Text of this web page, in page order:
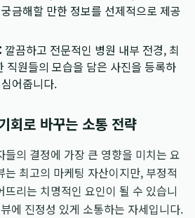
금해할 만한 정보를 선제적으로 제공
깔끔하고 전문적인 병원 내부 전경, 최
직원들의 모습을 담은 사진을 등록하
어줍니다.
회로 바꾸는 소통 전략
들의 결정에 가장 큰 영향을 미치는 요
최고의 마케팅 자산이지만, 부정적
리는 치명적인 요인이 될 수 있습니
에 진정성 있게 소통하는 자세입니다.